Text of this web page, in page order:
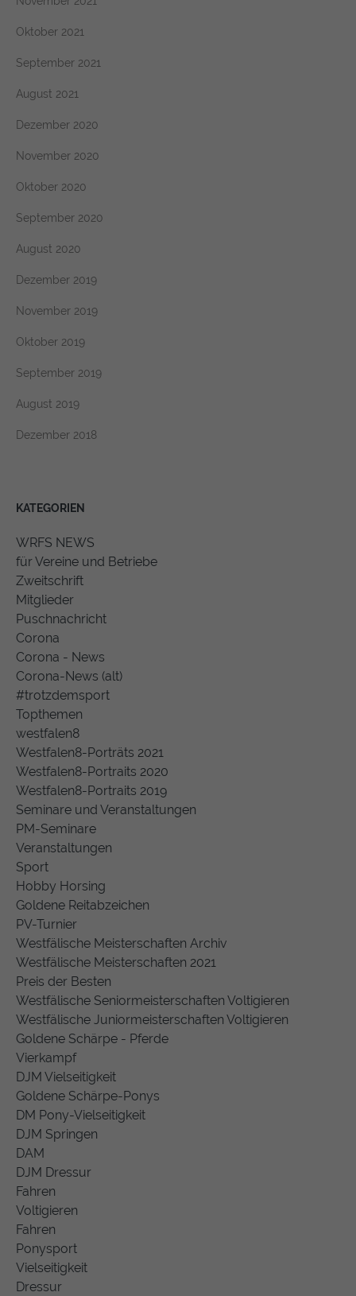
Oktober 2021
September 2021
August 2021
Dezember 2020
November 2020
Oktober 2020
September 2020
August 2020
Dezember 2019
November 2019
Oktober 2019
September 2019
August 2019
Dezember 2018
KATEGORIEN
WRFS NEWS
für Vereine und Betriebe
Zweitschrift
Mitglieder
Puschnachricht
Corona
Corona - News
Corona-News (alt)
#trotzdemsport
Topthemen
westfalen8
Westfalen8-Porträts 2021
Westfalen8-Portraits 2020
Westfalen8-Portraits 2019
Seminare und Veranstaltungen
PM-Seminare
Veranstaltungen
Sport
Hobby Horsing
Goldene Reitabzeichen
PV-Turnier
Westfälische Meisterschaften Archiv
Westfälische Meisterschaften 2021
Preis der Besten
Westfälische Seniormeisterschaften Voltigieren
Westfälische Juniormeisterschaften Voltigieren
Goldene Schärpe - Pferde
Vierkampf
DJM Vielseitigkeit
Goldene Schärpe-Ponys
DM Pony-Vielseitigkeit
DJM Springen
DAM
DJM Dressur
Fahren
Voltigieren
Fahren
Ponysport
Vielseitigkeit
Dressur